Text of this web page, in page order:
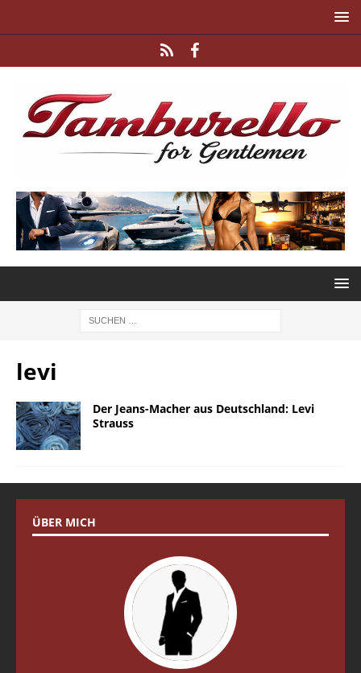
levi
Der Jeans-Macher aus Deutschland: Levi
Strauss
ÜBER MICH